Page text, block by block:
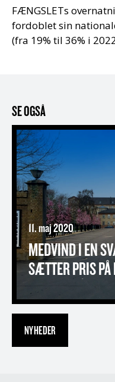
FÆNGSLETs
fordoblet sin
(fra 19% til 36% i
SE OGSÅ
Medvind i en svær
11. maj 2020
MEDVIND I EN
SÆTTER PRIS
NYHEDER